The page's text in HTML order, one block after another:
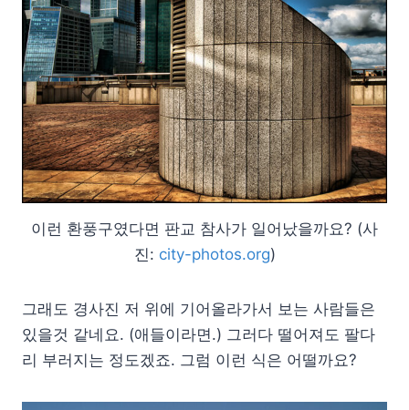
이런 환풍구였다면 판교 참사가 일어났을까요? (사
진: city-photos.org)
그래도 경사진 저 위에 기어올라가서 보는 사람들은
있을것 같네요. (애들이라면.) 그러다 떨어져도 팔다
리 부러지는 정도겠죠. 그럼 이런 식은 어떨까요?